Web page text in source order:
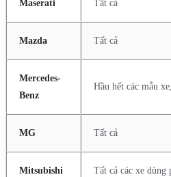
Maserati Tất cả
Mazda Tất cả
Mercedes-
Benz
Hầu hết các mẫu
MG Tất cả
Mitsubishi Tất cả các xe